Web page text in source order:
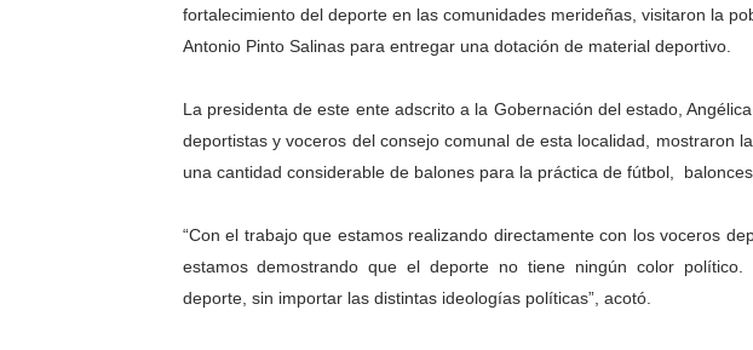
Venezuela Renace 2026 lleva sonrisas y
Mérida impulsa el mapa de conocimientos con
Complejo Educativo Talento Deportivo lanza Plan
Arnaldo Sánchez reinaugura Parque
Corposalud inició talleres para aspirantes al
fortalecimiento del deporte en las comunidades merideñas, visitaron la
Antonio Pinto Salinas para entregar una dotación de material deportivo.
La presidenta de este ente adscrito a la Gobernación del estado,
deportistas y voceros del consejo comunal de esta localidad, mostraron
una cantidad considerable de balones para la práctica de fútbol,
“Con el trabajo que estamos realizando directamente con los voceros
estamos demostrando que el deporte no tiene ningún color
deporte, sin importar las distintas ideologías políticas”, acotó.